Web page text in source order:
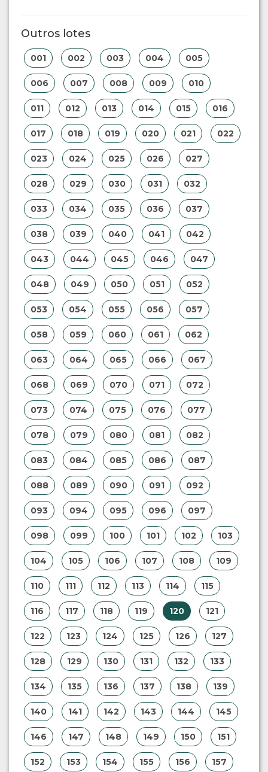
Outros lotes
001 002 003 004 005
006 007 008 009 010
011 012 013 014 015 016
017 018 019 020 021 022
023 024 025 026 027
028 029 030 031 032
033 034 035 036 037
038 039 040 041 042
043 044 045 046 047
048 049 050 051 052
053 054 055 056 057
058 059 060 061 062
063 064 065 066 067
068 069 070 071 072
073 074 075 076 077
078 079 080 081 082
083 084 085 086 087
088 089 090 091 092
093 094 095 096 097
098 099 100 101 102 103
104 105 106 107 108 109
110 111 112 113 114 115
116 117 118 119 120 121
122 123 124 125 126 127
128 129 130 131 132 133
134 135 136 137 138 139
140 141 142 143 144 145
146 147 148 149 150 151
152 153 154 155 156 157